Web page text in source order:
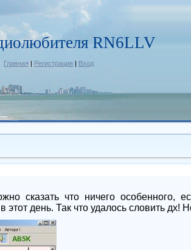
RN6LLV
Главная | Регистрация | Вход
сказать что ничего особенного,
день. Так что удалось словить дх!